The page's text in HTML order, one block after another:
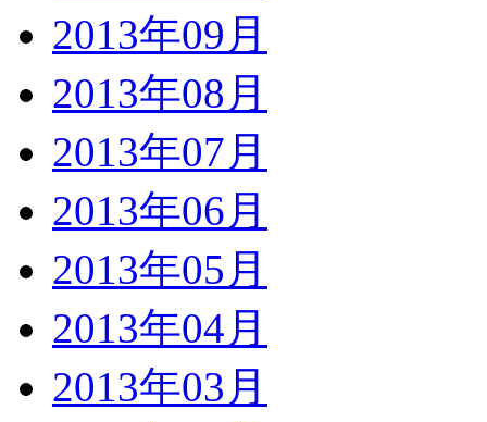
2013年09月
2013年08月
2013年07月
2013年06月
2013年05月
2013年04月
2013年03月